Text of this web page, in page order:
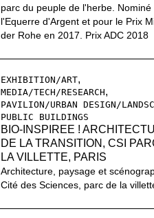
parc du peuple de l'herbe. Nominé
l'Equerre d'Argent et pour le Prix
der Rohe en 2017. Prix ADC 2018
EXHIBITION/ART,
MEDIA/TECH/RESEARCH,
PAVILION/URBAN DESIGN/
PUBLIC BUILDINGS
BIO-INSPIREE !
DE LA TRANSITION, CSI
LA VILLETTE, PARIS
Architecture, paysage et
Cité des Sciences, parc de la